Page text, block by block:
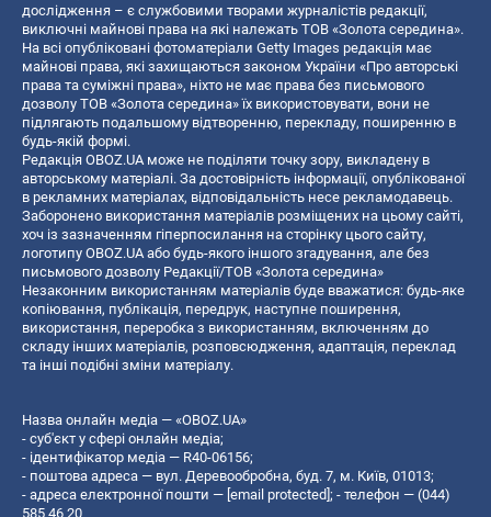
дослідження – є службовими творами журналістів редакції,
виключні майнові права на які належать ТОВ «Золота середина».
На всі опубліковані фотоматеріали Getty Images редакція має
майнові права, які захищаються законом України «Про авторські
права та суміжні права», ніхто не має права без письмового
дозволу ТОВ «Золота середина» їх використовувати, вони не
підлягають подальшому відтворенню, перекладу, поширенню в
будь-якій формі.
Редакція OBOZ.UA може не поділяти точку зору, викладену в
авторському матеріалі. За достовірність інформації, опублікованої
в рекламних матеріалах, відповідальність несе рекламодавець.
Заборонено використання матеріалів розміщених на цьому сайті,
хоч із зазначенням гіперпосилання на сторінку цього сайту,
логотипу OBOZ.UA або будь-якого іншого згадування, але без
письмового дозволу Редакції/ТОВ «Золота середина»
Незаконним використанням матеріалів буде вважатися: будь-яке
копiювання, публiкацiя, передрук, наступне поширення,
використання, переробка з використанням, включенням до
складу інших матеріалів, розповсюдження, адаптація, переклад
та інші подібні зміни матеріалу.
Назва онлайн медіа — «OBOZ.UA»
- суб'єкт у сфері онлайн медіа;
- ідентифікатор медіа — R40-06156;
- поштова адреса — вул. Деревообробна, буд. 7, м. Київ, 01013;
- адреса електронної пошти — [email protected]; - телефон — (044)
585 46 20